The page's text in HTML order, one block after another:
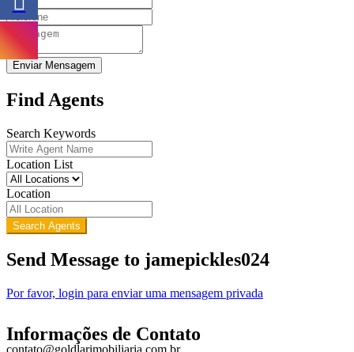
Enviar Mensagem
Find Agents
Search Keywords
Location List
Location
Search Agents
Send Message to jamepickles024
Por favor, login para enviar uma mensagem privada
Informações de Contato